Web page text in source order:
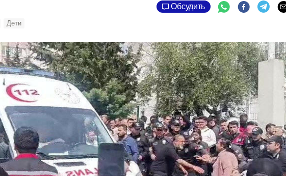
Обсудить
Дети